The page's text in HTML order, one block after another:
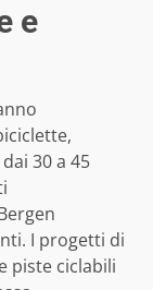
e
30 a 45
I progetti di
piste ciclabili